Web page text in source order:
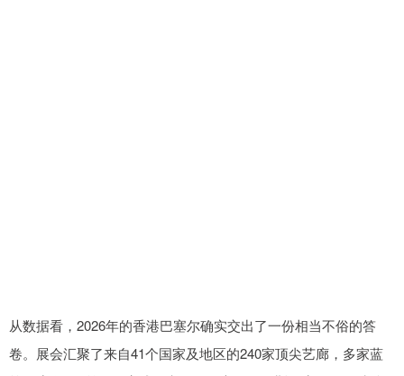
从数据看，2026年的香港巴塞尔确实交出了一份相当不俗的答
卷。展会汇聚了来自41个国家及地区的240家顶尖艺廊，多家蓝